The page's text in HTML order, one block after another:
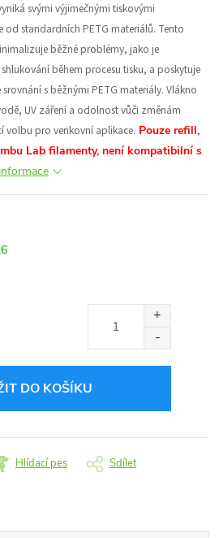
svými výjimečnými tiskovými
od standardních PETG materiálů. Tento
běžné problémy, jako je
během procesu tisku, a poskytuje
s běžnými PETG materiály. Vlákno
UV záření a odolnost vůči změnám
volbu pro venkovní aplikace. Pouze refill,
Lab filamenty, není kompatibilní s
DO KOŠÍKU
Hlídací pes Sdílet